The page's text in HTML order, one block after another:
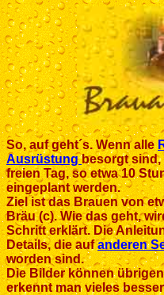
So, auf geht´s. Wenn alle
Ausrüstungbesorgt sind,
freien Tag, so etwa 10
eingeplant werden.
Ziel ist das Brauen von
Bräu (c). Wie das geht,
Schritt erklärt. Die
Details, die aufanderen
worden sind.
Die Bilder können
erkennt man vieles